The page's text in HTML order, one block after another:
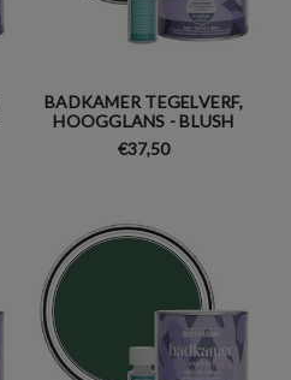
BADKAMER TEGELVERF,
HOOGGLANS - BLUSH
€37,50